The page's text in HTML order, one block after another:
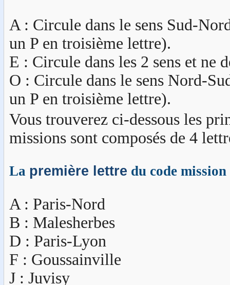
A : Circule dans le sens Sud-
un P en troisième lettre).
E : Circule dans les 2 sens et ne
O : Circule dans le sens Nord-
un P en troisième lettre).
Vous trouverez ci-dessous les
missions sont composés de 4
La première lettre du code
A : Paris-Nord
B : Malesherbes
D : Paris-Lyon
F : Goussainville
J : Juvisy